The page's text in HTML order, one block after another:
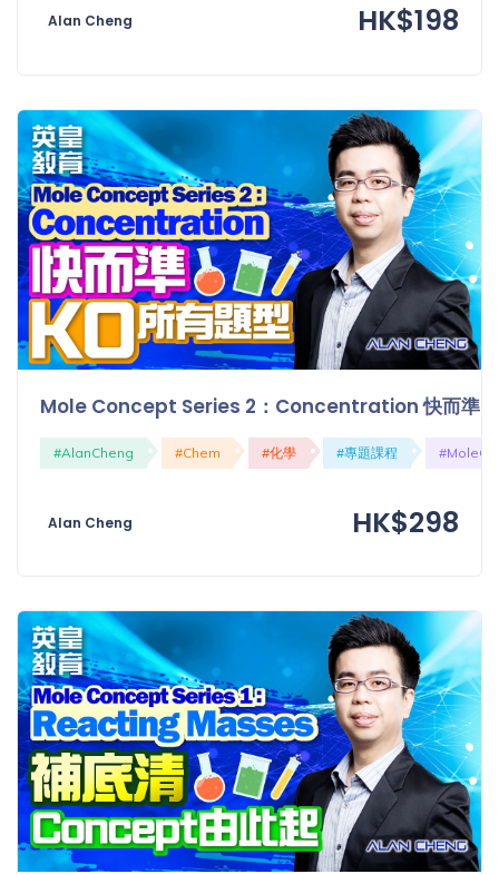
Alan Cheng HK$198
Mole Concept Series 2：Concentration 快而準
#AlanCheng #Chem #化學 #專題課程
Alan Cheng HK$298